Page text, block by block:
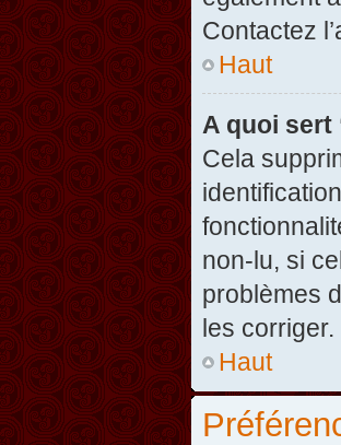
Contactez
Haut
A quoi sert
Cela
non-lu, si
problèmes
les corriger.
Haut